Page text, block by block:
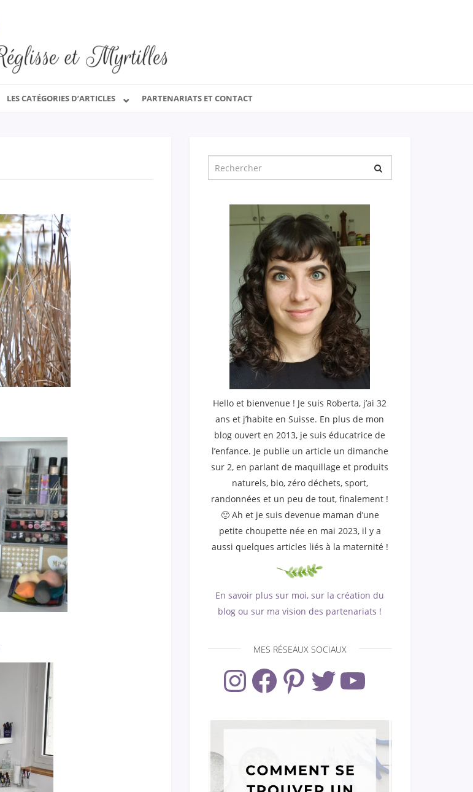
LES CATÉGORIES D’ARTICLES PARTENARIATS ET CONTACT
pour
:
Hello et bienvenue ! Je suis Roberta, j’ai 32
ans et j’habite en Suisse. En plus de mon
blog ouvert en 2013, je suis éducatrice de
l’enfance. Je publie un article un dimanche
sur 2, en parlant de maquillage et produits
naturels, bio, zéro déchets, sport,
randonnées et un peu de tout, finalement !
🙂 Ah et je suis devenue maman d’une
petite choupette née en mai 2023, il y a
aussi quelques articles liés à la maternité !
En savoir plus sur moi, sur la création du
blog ou sur ma vision des partenariats !
MES RÉSEAUX SOCIAUX
InstagramFacebookPinterestTwitter YouTube